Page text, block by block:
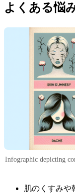
よくある悩
Infographic depicting
肌のくすみや